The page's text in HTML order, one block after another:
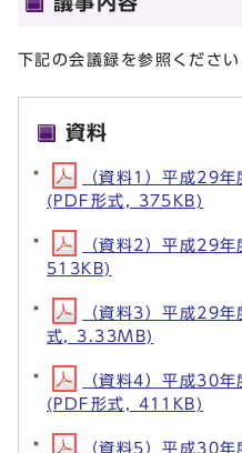
下記の会議録を参照ください
資料
（資料1）平成29
(PDF形式, 375KB)
（資料2）平成29
513KB)
（資料3）平成29
式, 3.33MB)
（資料4）平成30
(PDF形式, 411KB)
（資料5）平成30